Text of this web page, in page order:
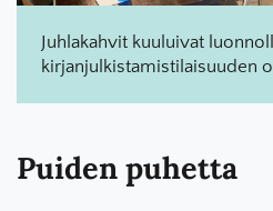
Juhlakahvit kuuluivat
kirjanjulkistamistilaisuuden
Puiden puhetta